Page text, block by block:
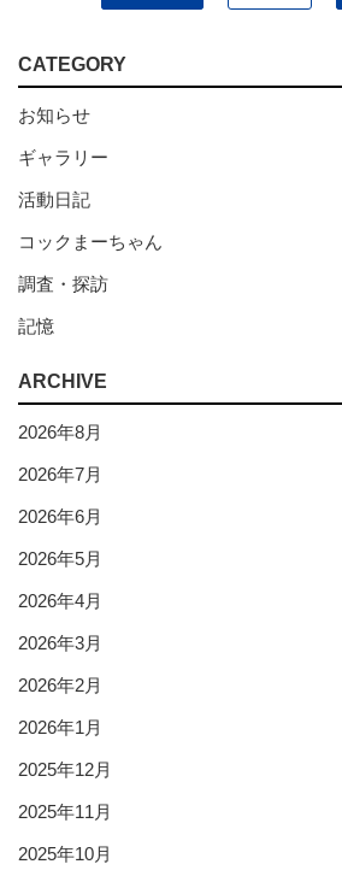
CATEGORY
お知らせ
ギャラリー
活動日記
コックまーちゃん
調査・探訪
記憶
ARCHIVE
2026年8月
2026年7月
2026年6月
2026年5月
2026年4月
2026年3月
2026年2月
2026年1月
2025年12月
2025年11月
2025年10月